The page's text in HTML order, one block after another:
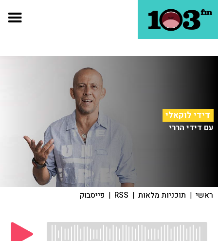
דידי לוקאלי
עם דידי הררי
ראשי | תוכניות מלאות |
RSS
| פייסבוק